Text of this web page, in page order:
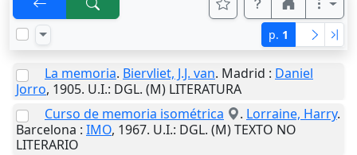
p. 1
La memoria. Biervliet, J.J. van. Madrid : Daniel
Jorro, 1905. U.I.: DGL. (M) LITERATURA
Curso de memoria isométrica
. Lorraine, Harry.
Barcelona : IMO, 1967. U.I.: DGL. (M) TEXTO NO
LITERARIO